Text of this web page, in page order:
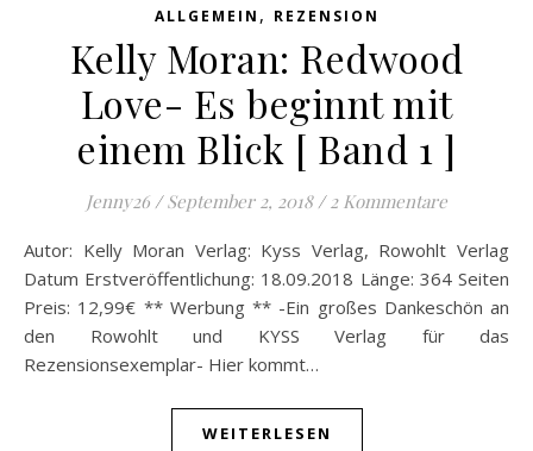
ALLGEMEIN , REZENSION
Kelly Moran: Redwood
Love- Es beginnt mit
einem Blick [ Band 1 ]
Jenny26 / September 2, 2018 / 2 Kommentare
Autor: Kelly Moran Verlag: Kyss Verlag, Rowohlt Verlag
Datum Erstveröffentlichung: 18.09.2018 Länge: 364 Seiten
Preis: 12,99€ ** Werbung ** -Ein großes Dankeschön an
den Rowohlt und KYSS Verlag für das
Rezensionsexemplar- Hier kommt…
WEITERLESEN